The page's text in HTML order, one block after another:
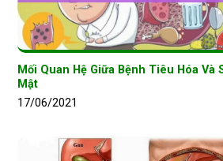
Mối Quan Hệ Giữa Bệnh Tiêu Hóa Và
Mật
17/06/2021